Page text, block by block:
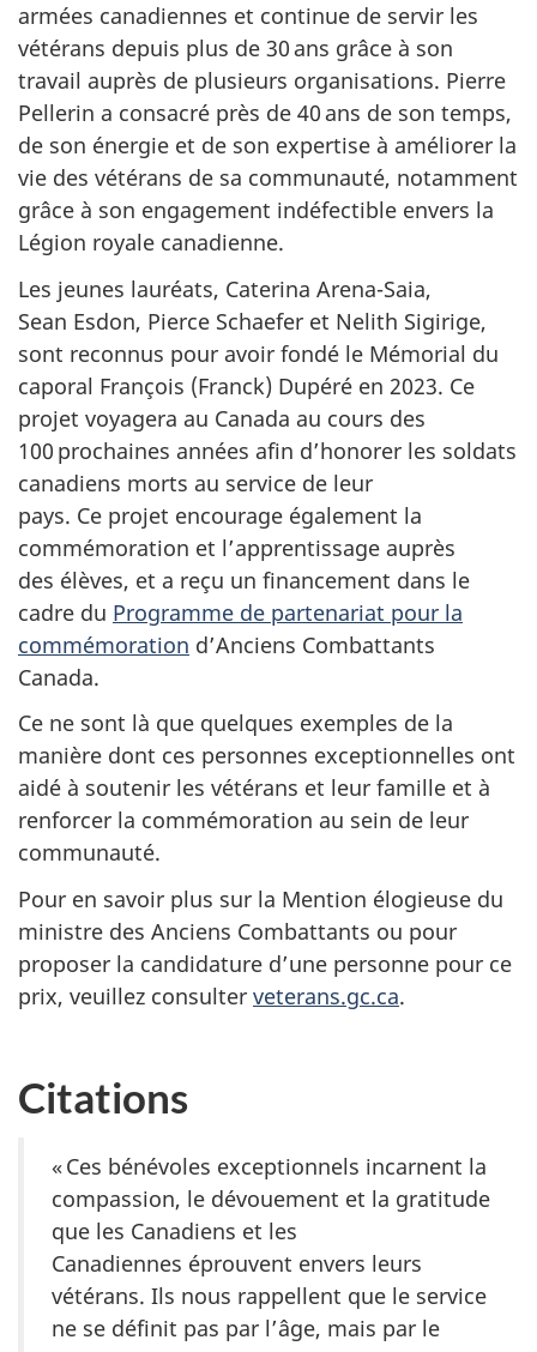
armées canadiennes et continue de servir les
vétérans depuis plus de 30 ans grâce à son
travail auprès de plusieurs organisations. Pierre
Pellerin a consacré près de 40 ans de son temps,
de son énergie et de son expertise à améliorer la
vie des vétérans de sa communauté, notamment
grâce à son engagement indéfectible envers la
Légion royale canadienne.
Les jeunes lauréats, Caterina Arena-Saia,
Sean Esdon, Pierce Schaefer et Nelith Sigirige,
sont reconnus pour avoir fondé le Mémorial du
caporal François (Franck) Dupéré en 2023. Ce
projet voyagera au Canada au cours des
100 prochaines années afin d’honorer les soldats
canadiens morts au service de leur
pays. Ce projet encourage également la
commémoration et l’apprentissage auprès
des élèves, et a reçu un financement dans le
cadre du Programme de partenariat pour la
commémoration d’Anciens Combattants
Canada.
Ce ne sont là que quelques exemples de la
manière dont ces personnes exceptionnelles ont
aidé à soutenir les vétérans et leur famille et à
renforcer la commémoration au sein de leur
communauté.
Pour en savoir plus sur la Mention élogieuse du
ministre des Anciens Combattants ou pour
proposer la candidature d’une personne pour ce
prix, veuillez consulter veterans.gc.ca.
Citations
« Ces bénévoles exceptionnels incarnent la
compassion, le dévouement et la gratitude
que les Canadiens et les
Canadiennes éprouvent envers leurs
vétérans. Ils nous rappellent que le service
ne se définit pas par l’âge, mais par le